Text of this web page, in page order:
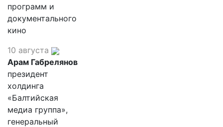
программ и
документального
кино
10 августа
Арам Габрелянов
президент
холдинга
«Балтийская
медиа группа»,
генеральный